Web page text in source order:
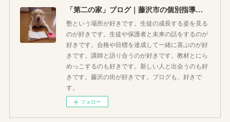
「第二の家」ブログ｜藤沢市の個別指導塾のお話
塾という場所が好きです。生徒の成長する姿を見る
のが好きです。生徒や保護者と未来の話をするのが
好きです。合格や目標を達成して一緒に喜ぶのが好
きです。講師と語り合うのが好きです。教材とにら
めっこするのも好きです。新しい人と出会うのも好
きです。藤沢の街が好きです。ブログも、好きで
す。
フォロー